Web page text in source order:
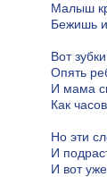
Малыш
Бежишь
Вот
Опять
И мама
Как
Но эти
И
И вот